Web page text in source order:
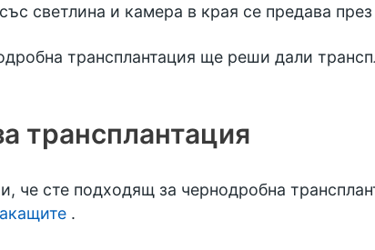
светлина и камера в края се предава
трансплантация ще реши дали
трансплантация
че сте подходящ за чернодробна
.